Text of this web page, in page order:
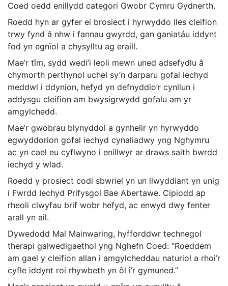
Coed oedd enillydd categori Gwobr Cymru Gydnerth.
Roedd hyn ar gyfer ei brosiect i hyrwyddo lles cleifion
trwy fynd â nhw i fannau gwyrdd, gan ganiatáu iddynt
fod yn egnïol a chysylltu ag eraill.
Mae’r tîm, sydd wedi’i leoli mewn uned adsefydlu â
chymorth perthynol uchel sy’n darparu gofal iechyd
meddwl i ddynion, hefyd yn defnyddio’r cynllun i
addysgu cleifion am bwysigrwydd gofalu am yr
amgylchedd.
Mae’r gwobrau blynyddol a gynhelir yn hyrwyddo
egwyddorion gofal iechyd cynaliadwy yng Nghymru
ac yn cael eu cyflwyno i enillwyr ar draws saith bwrdd
iechyd y wlad.
Roedd y prosiect codi sbwriel yn un llwyddiant yn unig
i Fwrdd Iechyd Prifysgol Bae Abertawe. Cipiodd ap
rheoli clwyfau brif wobr hefyd, ac enwyd dwy fenter
arall yn ail.
Dywedodd Mal Mainwaring, hyfforddwr technegol
therapi galwedigaethol yng Nghefn Coed: “Roeddem
am gael y cleifion allan i amgylcheddau naturiol a rhoi’r
cyfle iddynt roi rhywbeth yn ôl i’r gymuned.”